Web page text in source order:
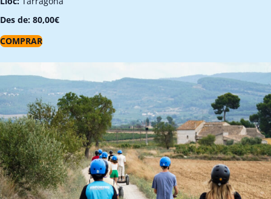
Des de: 80,00€
COMPRAR